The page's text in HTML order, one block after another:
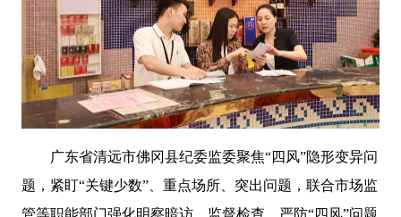
广东省清远市佛冈县纪委监委聚焦“四风”隐形变异问
题，紧盯“关键少数”、重点场所、突出问题，联合市场监